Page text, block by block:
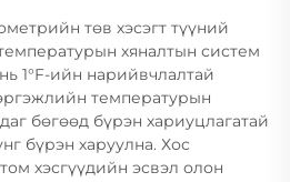
төв хэсэгт түүний
хяналтын систем
1°F-ийн нарийвчлалтай
температурын
бөгөөд бүрэн хариуцлагатай
бүрэн харуулна. Хос
хэсгүүдийн эсвэл олон